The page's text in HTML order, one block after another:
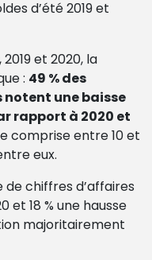
d’été 2019 et
et 2020, la
: 49 % des
une baisse
rapport à 2020 et
comprise entre 10 et
eux.
de chiffres d’affaires
18 % une hausse
majoritairement